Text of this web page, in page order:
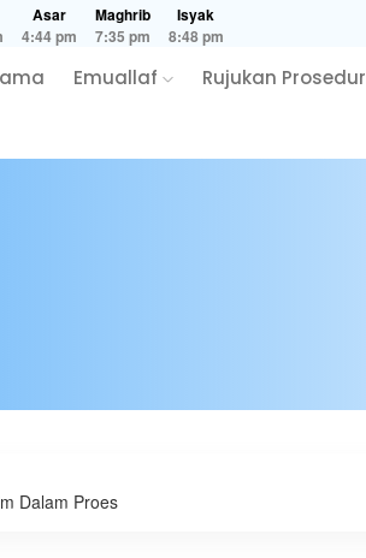
Asar
4:44 pm
Maghrib
7:35 pm
Isyak
8:48 pm
Emuallaf Rujukan Prosedur
Dalam Proes